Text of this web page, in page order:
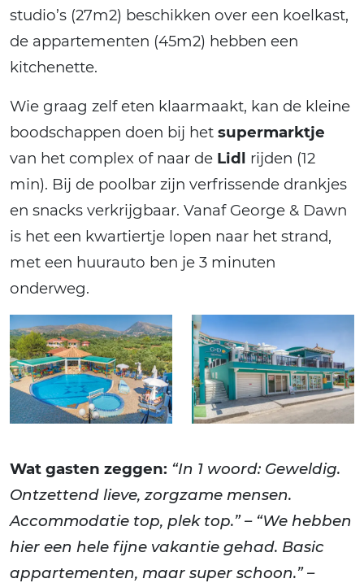
studio’s (27m2) beschikken over een koelkast,
de appartementen (45m2) hebben een
kitchenette.
Wie graag zelf eten klaarmaakt, kan de kleine
boodschappen doen bij het supermarktje
van het complex of naar de Lidl rijden (12
min). Bij de poolbar zijn verfrissende drankjes
en snacks verkrijgbaar. Vanaf George & Dawn
is het een kwartiertje lopen naar het strand,
met een huurauto ben je 3 minuten
onderweg.
Wat gasten zeggen: “In 1 woord: Geweldig.
Ontzettend lieve, zorgzame mensen.
Accommodatie top, plek top.” – “We hebben
hier een hele fijne vakantie gehad. Basic
appartementen, maar super schoon.” –